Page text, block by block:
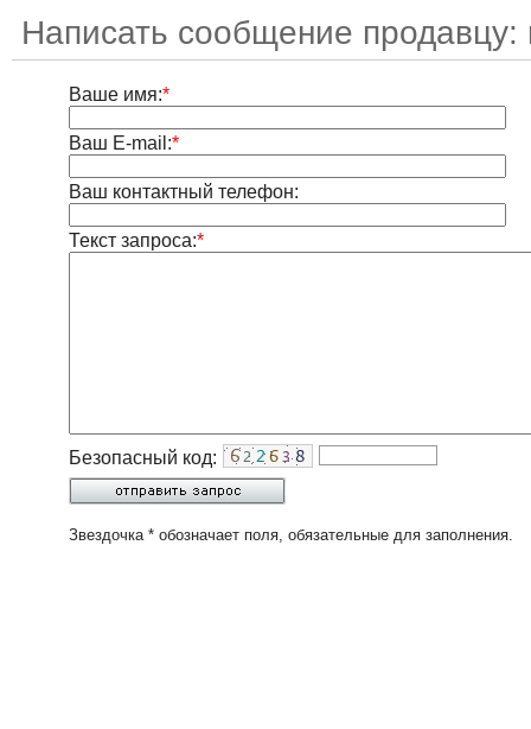
Написать сообщение продавцу:
Ваше имя:*
Ваш E-mail:*
Ваш контактный телефон:
Текст запроса:*
Безопасный код:
Звездочка * обозначает поля, обязательные для заполнения.